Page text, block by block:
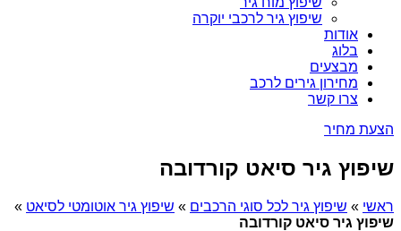
שיפוץ גיר לרכבי יוקרה
אודות
בלוג
מבצעים
מחירון גירים לרכב
צרו קשר
הצעת מחיר
שיפוץ גיר סיאט קורדובה
ראשי » שיפוץ גיר לכל סוגי הרכבים » שיפוץ גיר אוטומטי לסיאט »
שיפוץ גיר סיאט קורדובה